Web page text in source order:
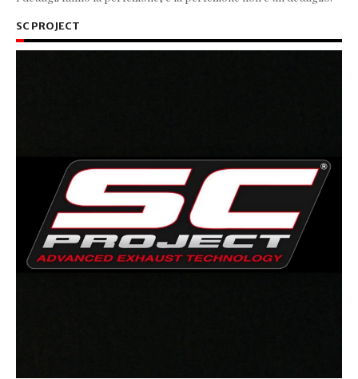
SC PROJECT